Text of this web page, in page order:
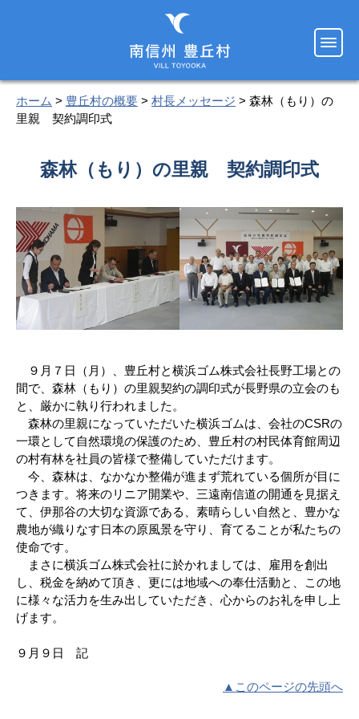
ホーム > 豊丘村の概要 > 村長メッセージ > 森林（もり）の
里親 契約調印式
森林（もり）の里親 契約調印式
９月７日（月）、豊丘村と横浜ゴム株式会社長野工場との
間で、森林（もり）の里親契約の調印式が長野県の立会のも
と、厳かに執り行われました。
森林の里親になっていただいた横浜ゴムは、会社のCSRの
一環として自然環境の保護のため、豊丘村の村民体育館周辺
の村有林を社員の皆様で整備していただけます。
今、森林は、なかなか整備が進まず荒れている個所が目に
つきます。将来のリニア開業や、三遠南信道の開通を見据え
て、伊那谷の大切な資源である、素晴らしい自然と、豊かな
農地が織りなす日本の原風景を守り、育てることが私たちの
使命です。
まさに横浜ゴム株式会社に於かれましては、雇用を創出
し、税金を納めて頂き、更には地域への奉仕活動と、この地
に様々な活力を生み出していただき、心からのお礼を申し上
げます。
９月９日 記
▲このページの先頭へ